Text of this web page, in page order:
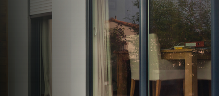
Mauves-sur-Loire ?
N2PRO Fermetures est votre référent Distributeur
en volets roulants Delta Dore officiel pour vous
apporter : Tarifs directs usines sans minimum
d'achat - Assistance technique chantier et
service réactif avec simplicité.